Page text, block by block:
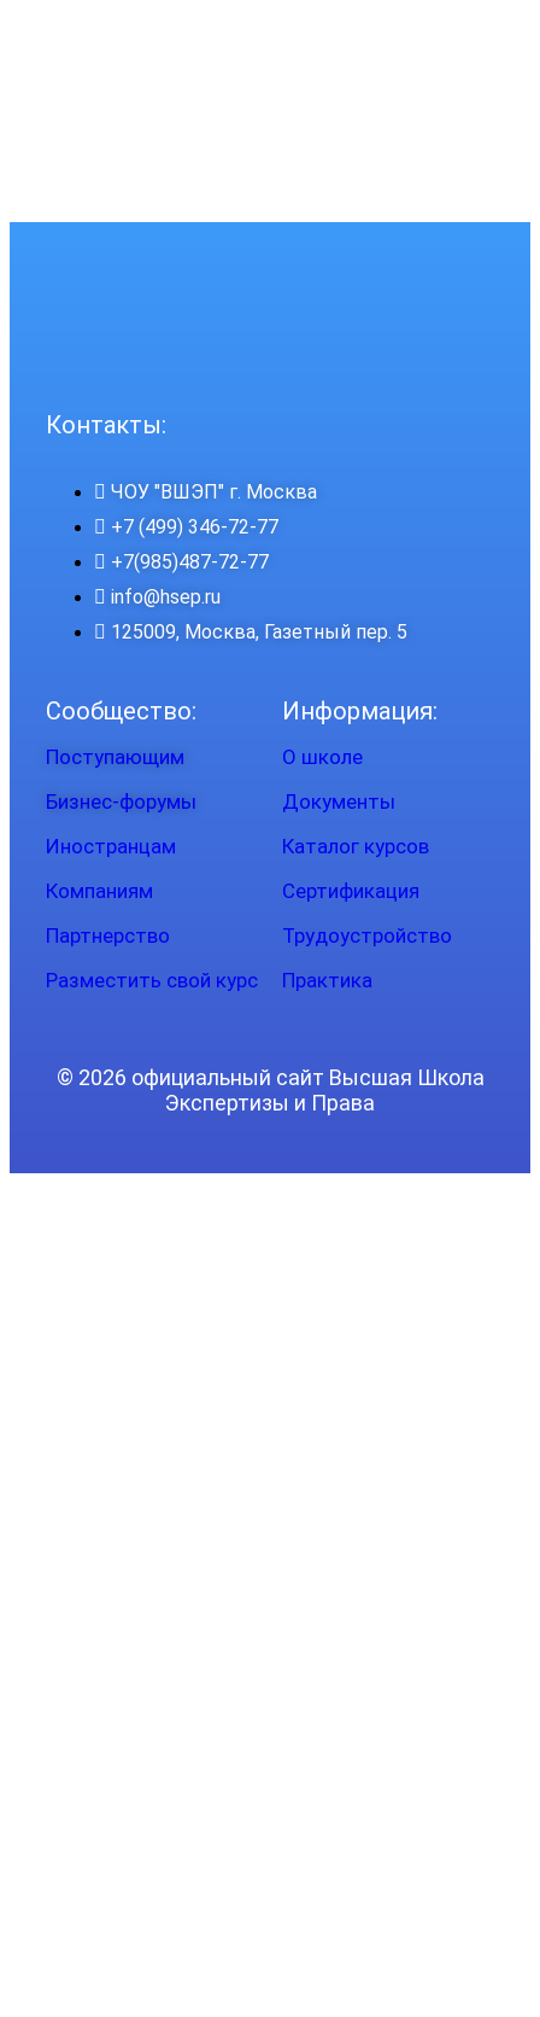
Контакты:
ЧОУ "ВШЭП" г. Москва
+7 (499) 346-72-77
+7(985)487-72-77
info@hsep.ru
125009, Москва, Газетный пер. 5
Сообщество:
Поступающим
Бизнес-форумы
Иностранцам
Компаниям
Партнерство
Разместить свой курс
Информация:
О школе
Документы
Каталог курсов
Сертификация
Трудоустройство
Практика
© 2026 официальный сайт Высшая Школа
Экспертизы и Права